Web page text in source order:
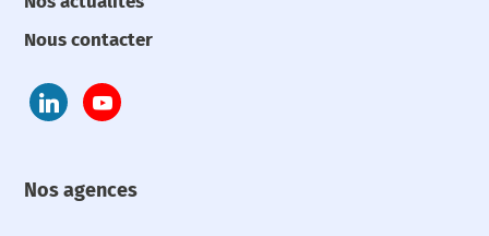
Nous contacter
Nos agences